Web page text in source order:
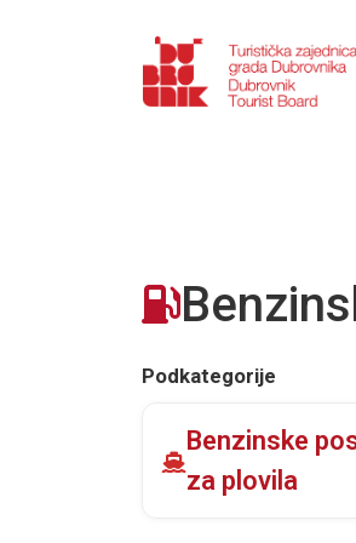
Podkategorije
Benzinske
za plovila